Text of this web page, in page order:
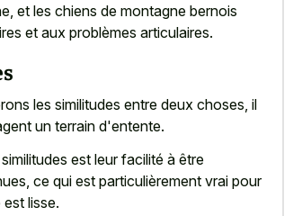
et les chiens de montagne bernois
et aux problèmes articulaires.
les similitudes entre deux choses, il
un terrain d'entente.
est leur facilité à être
ce qui est particulièrement vrai pour
lisse.